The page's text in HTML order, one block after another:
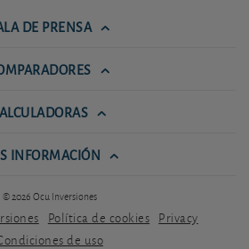
DE PRENSA
INFORMACIÓN
© 2026 Ocu Inversiones
Política de cookies Privacy
de uso